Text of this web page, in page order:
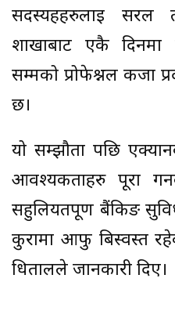
सदस्यहहरुलाई सरल
शाखाबाट एकै दिनमा
सम्मको प्रोफेश्नल कर्जा
छ।
यो सम्झौता पछि
आवश्यकताहरु पूरा
सहुलियतपूर्ण बैंकिङ
कुरामा आफु बिस्वस्त
धितालले जानकारी दिए।